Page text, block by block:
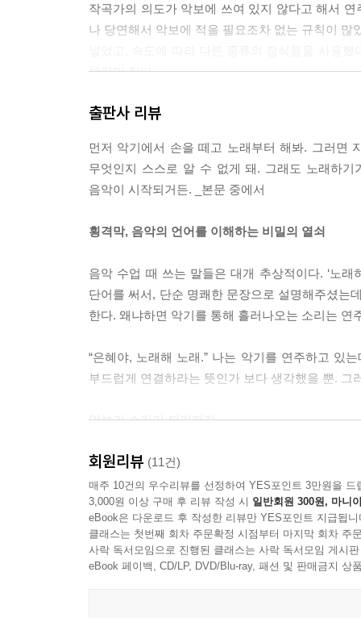
작곡가의 의도가 악보에 쓰여 있지 않다고 해서
나 당연해서 악보에 적을 필요조차 없는 규칙이
해야만 한다.
시간. 선생님이 원하는 초견은 그런 것이었다. 선
표를 하나하나 읽지 말고 화성을 파악해서 연주
--- p.73~74
앙상블은 타인을 통해 음악 세계를 확장한다. 나
--- p.90
처음 요가 수업을 받은 날, 요가 선생님은 새로운
다. 일정한 속도로 숫자를 세는 음악 연습은 요가
자세히 들여다 보고 음미하는 훈련.
울씩 떨어지다가 점점 빨라지며 시원한 소나기가
깨를 가진 투수의 투구 속도 등. 우리는 무언가를
들려오는 속도가 있다.
--- p.144
“네가 연주하고 있는 그건 가브리엘 포레가 연주
출판사 리뷰
먼저 악기에서 손을 떼고 노래부터 해봐. 그러면
무엇인지 스스로 알 수 없게 돼. 그래도 노래하
음악이 시작되거든. _본문 중에서
횡격막, 음악의 언어를 이해하는 비밀의 열쇠
음악 수업 때 쓰는 말들은 대개 추상적이다. ‘노
단어를 써서, 단순 명쾌한 문장으로 설명해주셨는
한다. 왜냐하면 악기를 통해 흘러나오는 소리는 연
“은혜야, 노래해 노래.” 나는 악기를 연주하고 있
부드럽게 연결하라는 뜻인가 보다 생각했을 뿐. 그
악보가 소리가 되기까지
일상에서 ‘정도의 차이일 뿐’이라는 표현을 쓰는
연연하지 말라는 뜻을 전하고 싶을 때 쓰는 표현이
예를 들어, 악상기호 중 피아노(p)는 피아니시모
없다. 연주 속도를 나타내는 악상기호도 마찬가
늦추라는 것인지 작곡가는 알려주지 않는다. 그러
회원리뷰 (11건)
매주 10건의 우수리뷰를 선정하여 YES포인트 3만원을 드
3,000원 이상 구매 후 리뷰 작성 시 일반회원 300원, 마니
eBook은 다운로드 후 작성한 리뷰만 YES포인트 지급됩니
클래스는 첫번째 회차 주문확정 시점부터 마지막 회차 주
사락 독서모임으로 진행된 클래스는 사락 독서모임 게시
eBook 페이백, CD/LP, DVD/Blu-ray, 패션 및 판매금지 상